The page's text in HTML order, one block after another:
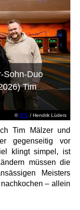
©RTL / Hendrik Lüders
Sohn-Duo
Tim
Tim Mälzer und
gegenseitig vor
klingt simpel, ist
müssen die
Meisters
– allein